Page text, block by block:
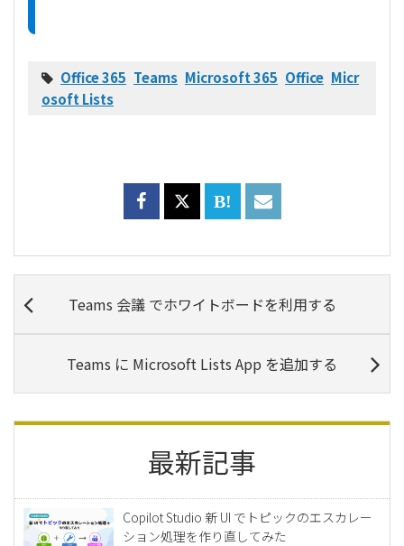
Office 365 Teams Microsoft 365 Office Micr
osoft Lists
Teams 会議 でホワイトボードを利用する
Teams に Microsoft Lists App を追加する
最新記事
Copilot Studio 新 UI でトピックのエスカレー
ション処理を作り直してみた